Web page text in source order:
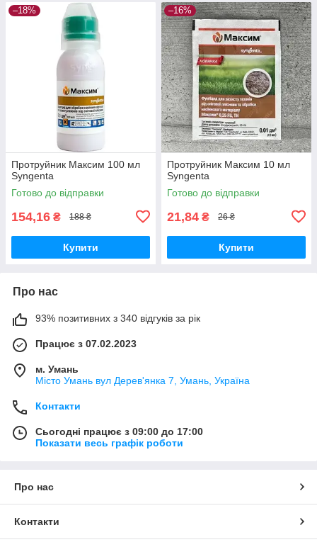
–18%
Протруйник Максим 100 мл
Syngenta
Готово до відправки
154,16 ₴ 188 ₴
Купити
–16%
Протруйник Максим 10 мл
Syngenta
Готово до відправки
21,84 ₴ 26 ₴
Купити
Про нас
93% позитивних з 340 відгуків за рік
Працює з 07.02.2023
м. Умань
Місто Умань вул Дерев'янка 7, Умань, Україна
Контакти
Сьогодні працює з 09:00 до 17:00
Показати весь графік роботи
Про нас
Контакти